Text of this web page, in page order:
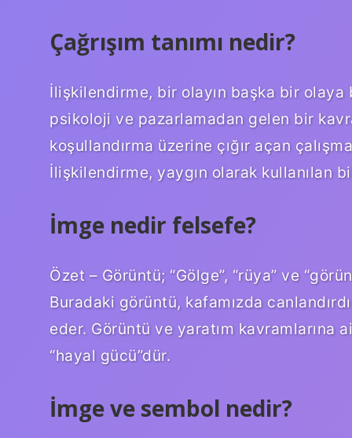
Çağrışım tanımı nedir?
İlişkilendirme, bir olayın başka bir olaya
psikoloji ve pazarlamadan gelen bir
koşullandırma üzerine çığır açan
İlişkilendirme, yaygın olarak kullanılan
İmge nedir felsefe?
Özet – Görüntü; “Gölge”, “rüya” ve
Buradaki görüntü, kafamızda
eder. Görüntü ve yaratım kavramlarına
“hayal gücü”dür.
İmge ve sembol nedir?